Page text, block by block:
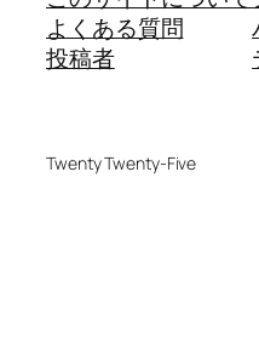
よくある質問
投稿者
Twenty Twenty-Five